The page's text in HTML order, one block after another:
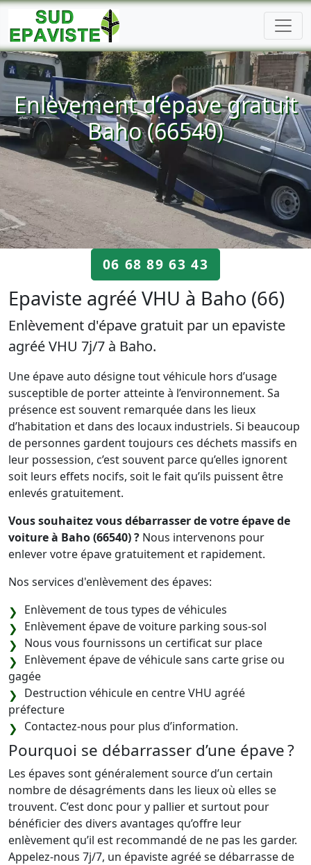
Enlèvement d’épave gratuit
Baho (66540)
06 68 89 63 43
Epaviste agréé VHU à Baho (66)
Enlèvement d'épave gratuit par un epaviste
agréé VHU 7j/7 à Baho.
Une épave auto désigne tout véhicule hors d’usage
susceptible de porter atteinte à l’environnement. Sa
présence est souvent remarquée dans les lieux
d’habitation et dans des locaux industriels. Si beaucoup
de personnes gardent toujours ces déchets massifs en
leur possession, c’est souvent parce qu’elles ignorent
soit leurs effets nocifs, soit le fait qu’ils puissent être
enlevés gratuitement.
Vous souhaitez vous débarrasser de votre épave de
voiture à Baho (66540) ? Nous intervenons pour
enlever votre épave gratuitement et rapidement.
Nos services d'enlèvement des épaves:
Enlèvement de tous types de véhicules
Enlèvement épave de voiture parking sous-sol
Nous vous fournissons un certificat sur place
Enlèvement épave de véhicule sans carte grise ou
gagée
Destruction véhicule en centre VHU agréé
préfecture
Contactez-nous pour plus d’information.
Pourquoi se débarrasser d’une épave ?
Les épaves sont généralement source d’un certain
nombre de désagréments dans les lieux où elles se
trouvent. C’est donc pour y pallier et surtout pour
bénéficier des divers avantages qu’offre leur
enlèvement qu’il est recommandé de ne pas les garder.
Appelez-nous 7j/7, un épaviste agréé se débarrasse de